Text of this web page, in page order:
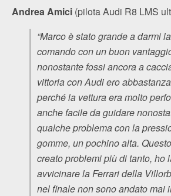
Andrea Amici (pilota Audi R8 LMS
“Marco è stato grande a darmi
comando con un buon
nonostante fossi ancora a
vittoria con Audi ero
perché la vettura era molto
anche facile da guidare
qualche problema con la
gomme, un pochino alta.
creato problemi più di tanto, ho
avvicinare la Ferrari della
nel finale non sono andato mai